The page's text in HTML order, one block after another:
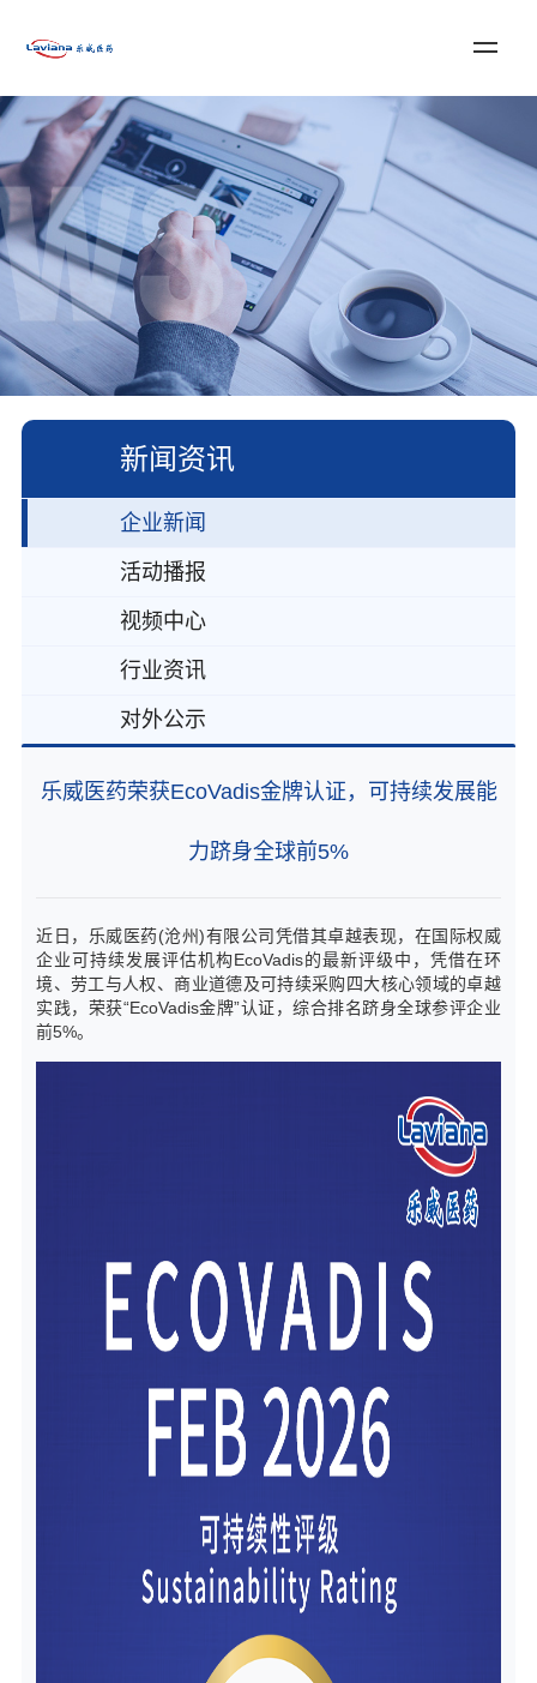
登录 注册 English
首页
关于乐威
服务与解决方案
新闻资讯
加入我们
联系我们
新闻资讯
企业新闻
活动播报
视频中心
行业资讯
对外公示
乐威医药荣获EcoVadis金牌认证，可持续发展能
力跻身全球前5%
近日，乐威医药(沧州)有限公司凭借其卓越表现，在国际权威
企业可持续发展评估机构EcoVadis的最新评级中，凭借在环
境、劳工与人权、商业道德及可持续采购四大核心领域的卓越
实践，荣获“EcoVadis金牌”认证，综合排名跻身全球参评企业
前5%。